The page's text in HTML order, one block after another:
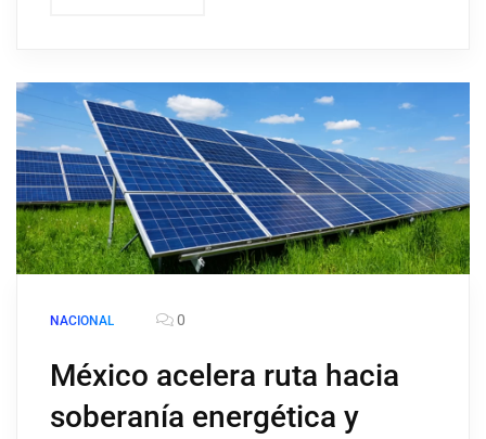
NACIONAL 0
México acelera ruta hacia
soberanía energética y